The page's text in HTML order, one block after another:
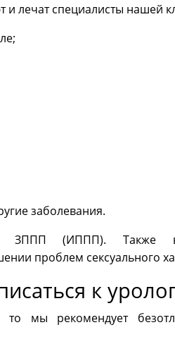
и лечат специалисты нашей
заболевания.
ЗППП (ИППП). Также
проблем сексуального
к
мы рекомендует